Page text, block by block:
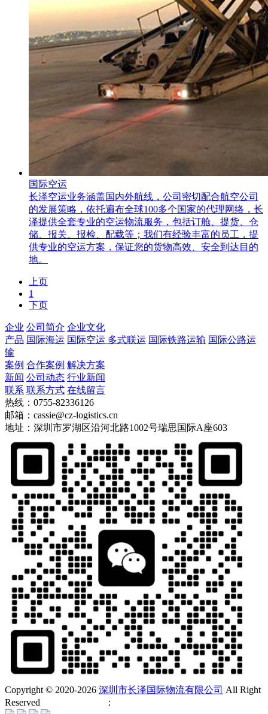
国际空运
长泽空运业务涵盖国内外航线，公司密切配合航空公司
的发展策略，依托遍布全球100多个国家的代理网络，长
泽提供全套专业的空运物流服务，包括订舱、提货、仓
储、报关、报检、配载等；我们有经验丰富的员工，提
供专业的空运方案，保证您的货物高效、安全到达目的
地。
上页
1
下页
企业 公司简介 企业文化
产品 国际海运 国际空运 多式联运 国际铁路运输 国际公路运
输
案例 合作案例 解决方案
新闻 公司动态 行业新闻
联系 联系方式 在线留言
热线：0755-82336126
邮箱：cassie@cz-logistics.cn
地址：深圳市罗湖区沿河北路1002号瑞思国际A座603
Copyright © 2020-2026 深圳市长泽国际物流有限公司 All Right
Reserved
：